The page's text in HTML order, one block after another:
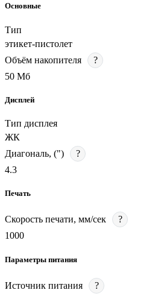
Основные
Тип
этикет-пистолет
Объём накопителя
?
50 Мб
Дисплей
Тип дисплея
ЖК
Диагональ, (")
?
4.3
Печать
Скорость печати, мм/сек
?
1000
Параметры питания
Источник питания
?